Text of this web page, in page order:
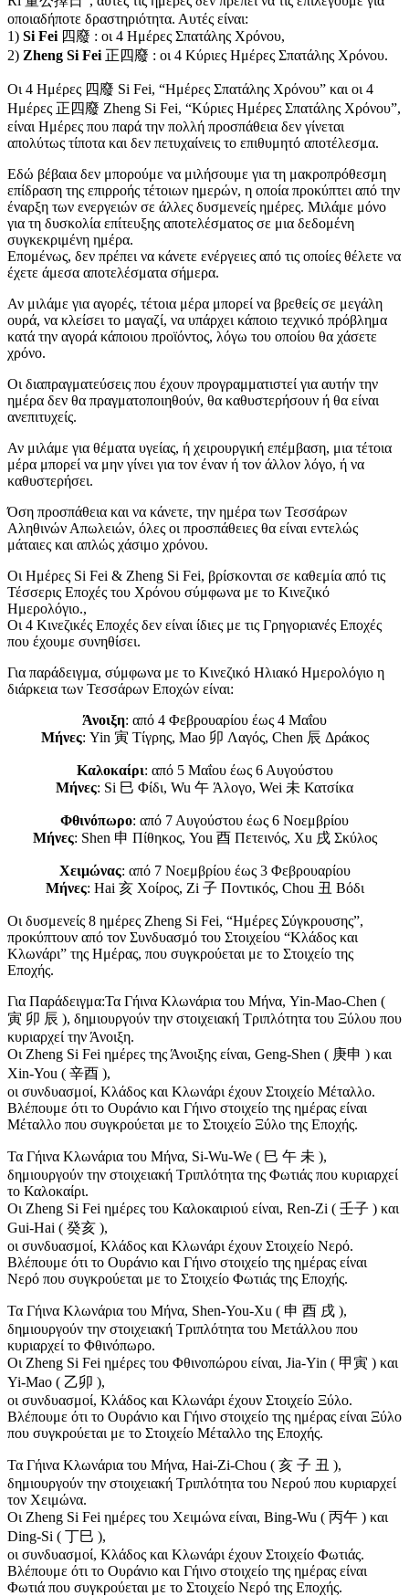
οποιαδήποτε δραστηριότητα. Αυτές είναι:
1) Si Fei 四廢 : οι 4 Ημέρες Σπατάλης Χρόνου,
2) Zheng Si Fei 正四廢 : οι 4 Κύριες Ημέρες Σπατάλης Χρόνου.
Οι 4 Ημέρες 四廢 Si Fei, “Ημέρες Σπατάλης Χρόνου” και οι 4
Ημέρες 正四廢 Zheng Si Fei, “Κύριες Ημέρες Σπατάλης Χρόνου”,
είναι Ημέρες που παρά την πολλή προσπάθεια δεν γίνεται
απολύτως τίποτα και δεν πετυχαίνεις το επιθυμητό αποτέλεσμα.
Εδώ βέβαια δεν μπορούμε να μιλήσουμε για τη μακροπρόθεσμη
επίδραση της επιρροής τέτοιων ημερών, η οποία προκύπτει από την
έναρξη των ενεργειών σε άλλες δυσμενείς ημέρες. Μιλάμε μόνο
για τη δυσκολία επίτευξης αποτελέσματος σε μια δεδομένη
συγκεκριμένη ημέρα.
Επομένως, δεν πρέπει να κάνετε ενέργειες από τις οποίες θέλετε να
έχετε άμεσα αποτελέσματα σήμερα.
Αν μιλάμε για αγορές, τέτοια μέρα μπορεί να βρεθείς σε μεγάλη
ουρά, να κλείσει το μαγαζί, να υπάρχει κάποιο τεχνικό πρόβλημα
κατά την αγορά κάποιου προϊόντος, λόγω του οποίου θα χάσετε
χρόνο.
Οι διαπραγματεύσεις που έχουν προγραμματιστεί για αυτήν την
ημέρα δεν θα πραγματοποιηθούν, θα καθυστερήσουν ή θα είναι
ανεπιτυχείς.
Αν μιλάμε για θέματα υγείας, ή χειρουργική επέμβαση, μια τέτοια
μέρα μπορεί να μην γίνει για τον έναν ή τον άλλον λόγο, ή να
καθυστερήσει.
Όση προσπάθεια και να κάνετε, την ημέρα των Τεσσάρων
Αληθινών Απωλειών, όλες οι προσπάθειες θα είναι εντελώς
μάταιες και απλώς χάσιμο χρόνου.
Οι Ημέρες Si Fei & Zheng Si Fei, βρίσκονται σε καθεμία από τις
Τέσσερις Εποχές του Χρόνου σύμφωνα με το Κινεζικό
Ημερολόγιο.,
Οι 4 Κινεζικές Εποχές δεν είναι ίδιες με τις Γρηγοριανές Εποχές
που έχουμε συνηθίσει.
Για παράδειγμα, σύμφωνα με το Κινεζικό Ηλιακό Ημερολόγιο η
διάρκεια των Τεσσάρων Εποχών είναι:
Άνοιξη: από 4 Φεβρουαρίου έως 4 Μαΐου
Μήνες: Yin 寅 Τίγρης, Mao 卯 Λαγός, Chen 辰 Δράκος
Καλοκαίρι: από 5 Μαΐου έως 6 Αυγούστου
Μήνες: Si 巳 Φίδι, Wu 午 Άλογο, Wei 未 Κατσίκα
Φθινόπωρο: από 7 Αυγούστου έως 6 Νοεμβρίου
Μήνες: Shen 申 Πίθηκος, You 酉 Πετεινός, Xu 戌 Σκύλος
Χειμώνας: από 7 Νοεμβρίου έως 3 Φεβρουαρίου
Μήνες: Hai 亥 Χοίρος, Zi 子 Ποντικός, Chou 丑 Βόδι
Οι δυσμενείς 8 ημέρες Zheng Si Fei, “Ημέρες Σύγκρουσης”,
προκύπτουν από τον Συνδυασμό του Στοιχείου “Κλάδος και
Κλωνάρι” της Ημέρας, που συγκρούεται με το Στοιχείο της
Εποχής.
Για Παράδειγμα:Τα Γήινα Κλωνάρια του Μήνα, Yin-Mao-Chen (
寅 卯 辰 ), δημιουργούν την στοιχειακή Τριπλότητα του Ξύλου που
κυριαρχεί την Άνοιξη.
Οι Zheng Si Fei ημέρες της Άνοιξης είναι, Geng-Shen ( 庚申 ) και
Xin-You ( 辛酉 ),
οι συνδυασμοί, Κλάδος και Κλωνάρι έχουν Στοιχείο Μέταλλο.
Βλέπουμε ότι το Ουράνιο και Γήινο στοιχείο της ημέρας είναι
Μέταλλο που συγκρούεται με το Στοιχείο Ξύλο της Εποχής.
Τα Γήινα Κλωνάρια του Μήνα, Si-Wu-We ( 巳 午 未 ),
δημιουργούν την στοιχειακή Τριπλότητα της Φωτιάς που κυριαρχεί
το Καλοκαίρι.
Οι Zheng Si Fei ημέρες του Καλοκαιριού είναι, Ren-Zi ( 壬子 ) και
Gui-Hai ( 癸亥 ),
οι συνδυασμοί, Κλάδος και Κλωνάρι έχουν Στοιχείο Νερό.
Βλέπουμε ότι το Ουράνιο και Γήινο στοιχείο της ημέρας είναι
Νερό που συγκρούεται με το Στοιχείο Φωτιάς της Εποχής.
Τα Γήινα Κλωνάρια του Μήνα, Shen-You-Xu ( 申 酉 戌 ),
δημιουργούν την στοιχειακή Τριπλότητα του Μετάλλου που
κυριαρχεί το Φθινόπωρο.
Οι Zheng Si Fei ημέρες του Φθινοπώρου είναι, Jia-Yin ( 甲寅 ) και
Yi-Mao ( 乙卯 ),
οι συνδυασμοί, Κλάδος και Κλωνάρι έχουν Στοιχείο Ξύλο.
Βλέπουμε ότι το Ουράνιο και Γήινο στοιχείο της ημέρας είναι Ξύλο
που συγκρούεται με το Στοιχείο Μέταλλο της Εποχής.
Τα Γήινα Κλωνάρια του Μήνα, Hai-Zi-Chou ( 亥 子 丑 ),
δημιουργούν την στοιχειακή Τριπλότητα του Νερού που κυριαρχεί
τον Χειμώνα.
Οι Zheng Si Fei ημέρες του Χειμώνα είναι, Bing-Wu ( 丙午 ) και
Ding-Si ( 丁巳 ),
οι συνδυασμοί, Κλάδος και Κλωνάρι έχουν Στοιχείο Φωτιάς.
Βλέπουμε ότι το Ουράνιο και Γήινο στοιχείο της ημέρας είναι
Φωτιά που συγκρούεται με το Στοιχείο Νερό της Εποχής.